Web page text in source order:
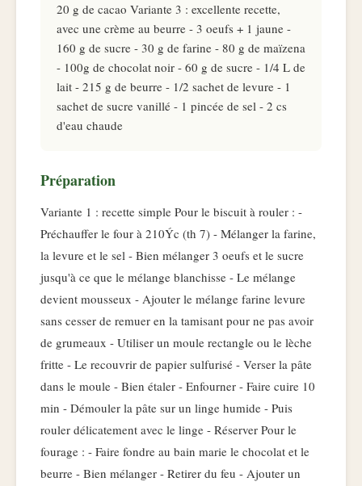
20 g de cacao Variante 3 : excellente recette,
avec une crème au beurre - 3 oeufs + 1 jaune -
160 g de sucre - 30 g de farine - 80 g de maïzena
- 100g de chocolat noir - 60 g de sucre - 1/4 L de
lait - 215 g de beurre - 1/2 sachet de levure - 1
sachet de sucre vanillé - 1 pincée de sel - 2 cs
d'eau chaude
Préparation
Variante 1 : recette simple Pour le biscuit à rouler : -
Préchauffer le four à 210Ýc (th 7) - Mélanger la farine,
la levure et le sel - Bien mélanger 3 oeufs et le sucre
jusqu'à ce que le mélange blanchisse - Le mélange
devient mousseux - Ajouter le mélange farine levure
sans cesser de remuer en la tamisant pour ne pas avoir
de grumeaux - Utiliser un moule rectangle ou le lèche
fritte - Le recouvrir de papier sulfurisé - Verser la pâte
dans le moule - Bien étaler - Enfourner - Faire cuire 10
min - Démouler la pâte sur un linge humide - Puis
rouler délicatement avec le linge - Réserver Pour le
fourage : - Faire fondre au bain marie le chocolat et le
beurre - Bien mélanger - Retirer du feu - Ajouter un